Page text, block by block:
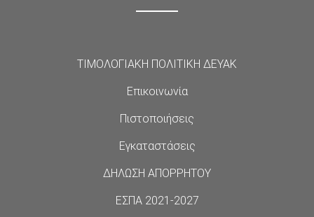
ΤΙΜΟΛΟΓΙΑΚΗ ΠΟΛΙΤΙΚΗ ΔΕΥΑΚ
Επικοινωνία
Πιστοποιήσεις
Εγκαταστάσεις
ΔΗΛΩΣΗ ΑΠΟΡΡΗΤΟΥ
ΕΣΠΑ 2021-2027